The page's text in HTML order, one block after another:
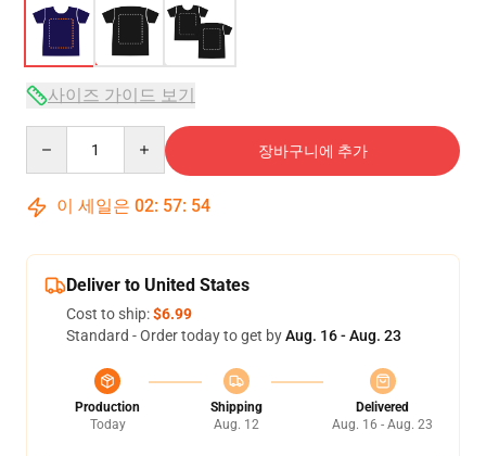
사이즈 가이드 보기
장바구니에 추가
이 세일은 02: 57: 53
Deliver to United States
Cost to ship:$6.99
Standard - Order today to get byAug. 16 - Aug. 23
Production
Today
Shipping
Aug. 12
Delivered
Aug. 16 - Aug. 23